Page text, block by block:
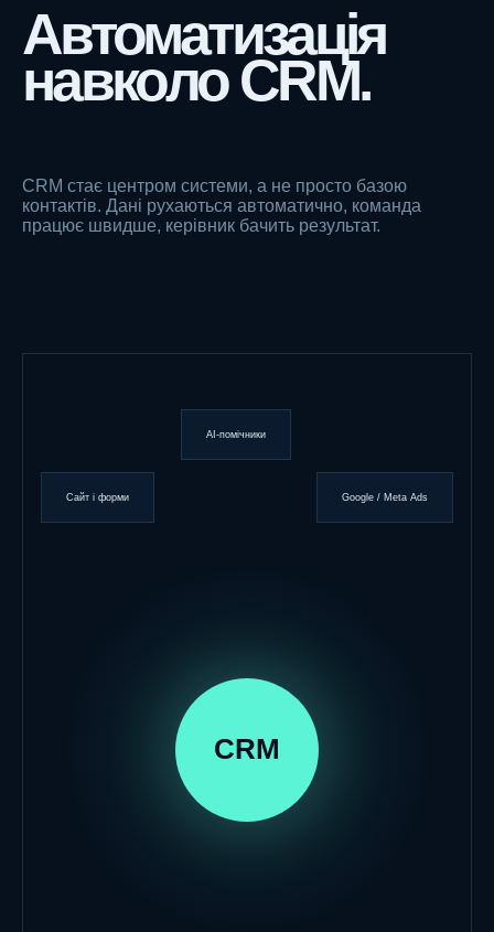
Автоматизація
навколо CRM.
CRM стає центром системи, а не просто базою
контактів. Дані рухаються автоматично, команда
працює швидше, керівник бачить результат.
CRM
Сайт і форми Google / Meta Ads
AI-помічники